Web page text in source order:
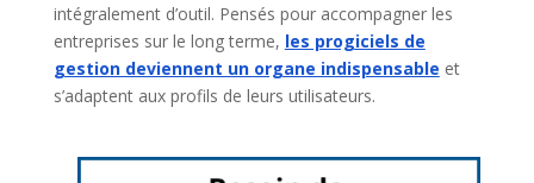
intégralement d’outil. Pensés pour accompagner les
entreprises sur le long terme, les progiciels de
gestion deviennent un organe indispensable et
s’adaptent aux profils de leurs utilisateurs.